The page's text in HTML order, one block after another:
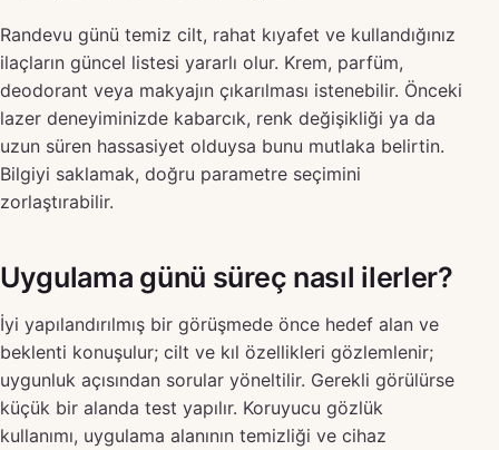
Randevu günü temiz cilt, rahat kıyafet ve kullandığınız
ilaçların güncel listesi yararlı olur. Krem, parfüm,
deodorant veya makyajın çıkarılması istenebilir. Önceki
lazer deneyiminizde kabarcık, renk değişikliği ya da
uzun süren hassasiyet olduysa bunu mutlaka belirtin.
Bilgiyi saklamak, doğru parametre seçimini
zorlaştırabilir.
Uygulama günü süreç nasıl ilerler?
İyi yapılandırılmış bir görüşmede önce hedef alan ve
beklenti konuşulur; cilt ve kıl özellikleri gözlemlenir;
uygunluk açısından sorular yöneltilir. Gerekli görülürse
küçük bir alanda test yapılır. Koruyucu gözlük
kullanımı, uygulama alanının temizliği ve cihaz